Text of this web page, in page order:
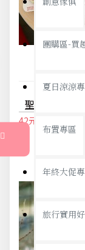
團購區-買
夏日涼涼
布置專區
年終大促
旅行實用
42元